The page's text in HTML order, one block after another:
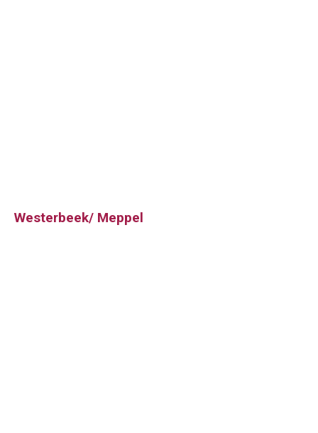
Westerbeek/ Meppel